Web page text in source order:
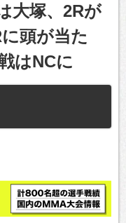
大塚、2Rが
頭が当た
はNCに